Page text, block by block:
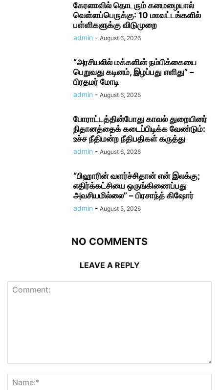
கேரளாவில் தொடரும் கனமழையால்
வெள்ளப்பெருக்கு: 10 மாவட்டங்களில்
பள்ளிகளுக்கு விடுமுறை
admin - August 6, 2026
“அரசியலில் மக்களின் நம்பிக்கையை
பெறுவது கடினம், இழப்பது எளிது” –
பிரதமர் மோடி
admin - August 6, 2026
போராட்டத்தின்போது காவல் துறையினர்
நிதானத்தைக் கடைப்பிடிக்க வேண்டும்:
உச்ச நீதிமன்ற நீதிபதிகள் கருத்து
admin - August 6, 2026
“பிஹாரின் வளர்ச்சிதான் என் இலக்கு;
எதிர்க்கட்சியை ஒருங்கிணைப்பது
அவசியமில்லை” – பிரசாந்த் கிஷோர்
admin - August 5, 2026
NO COMMENTS
LEAVE A REPLY